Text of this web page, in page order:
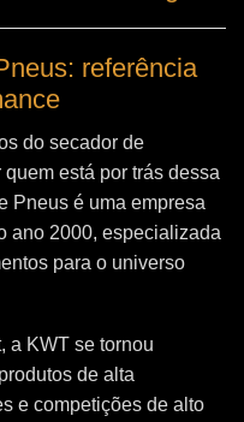
referência
do secador de
está por trás dessa
Pneus é uma empresa
ano 2000, especializada
para o universo
a KWT se tornou
de alta
e competições de alto